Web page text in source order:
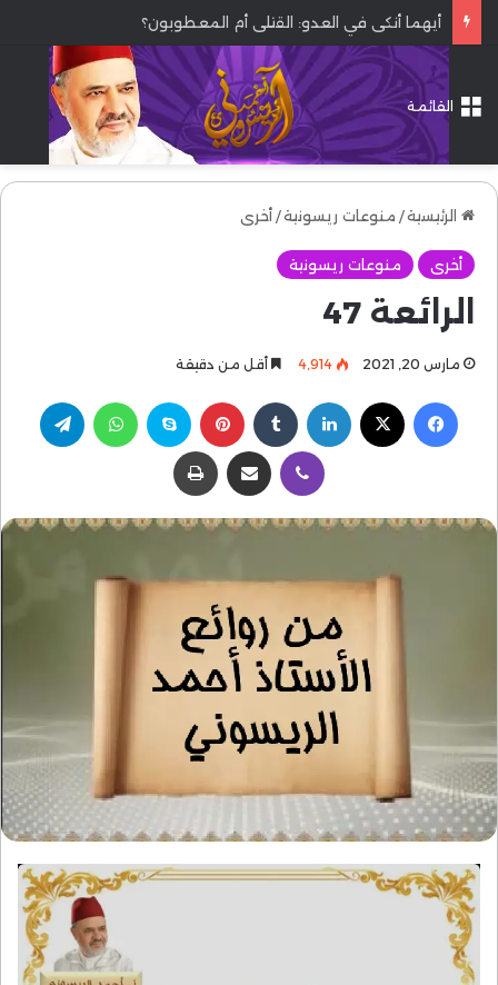
أيهما أنكى في العدو: القتلى أم المعطوبون؟
القائمة
الرئيسية/ منوعات ريسونية/ أخرى
أخرى منوعات ريسونية
الرائعة 47
مارس 20, 2021 4٬914 أقل من دقيقة
فيسبوك لينكدإن بينتيريست سكايب واتساب
ڤايبر مشاركة عبر البريد طباعة